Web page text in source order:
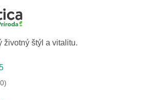
životný štýl a vitalitu.